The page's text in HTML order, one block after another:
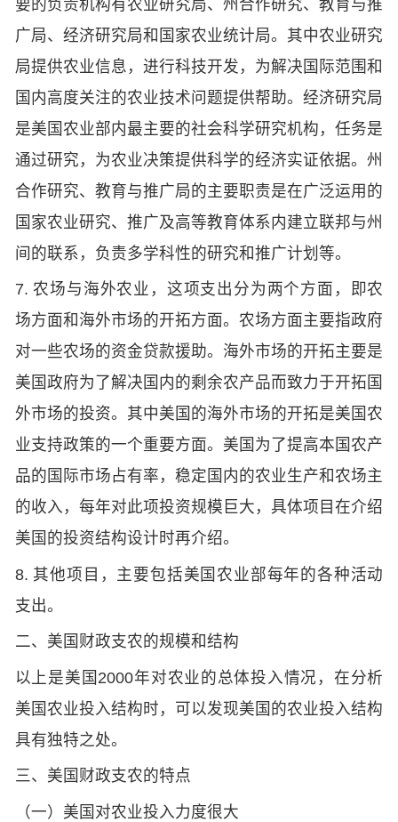
要的负责机构有农业研究局、州合作研究、教育与推
广局、经济研究局和国家农业统计局。其中农业研究
局提供农业信息，进行科技开发，为解决国际范围和
国内高度关注的农业技术问题提供帮助。经济研究局
是美国农业部内最主要的社会科学研究机构，任务是
通过研究，为农业决策提供科学的经济实证依据。州
合作研究、教育与推广局的主要职责是在广泛运用的
国家农业研究、推广及高等教育体系内建立联邦与州
间的联系，负责多学科性的研究和推广计划等。
7. 农场与海外农业，这项支出分为两个方面，即农
场方面和海外市场的开拓方面。农场方面主要指政府
对一些农场的资金贷款援助。海外市场的开拓主要是
美国政府为了解决国内的剩余农产品而致力于开拓国
外市场的投资。其中美国的海外市场的开拓是美国农
业支持政策的一个重要方面。美国为了提高本国农产
品的国际市场占有率，稳定国内的农业生产和农场主
的收入，每年对此项投资规模巨大，具体项目在介绍
美国的投资结构设计时再介绍。
8. 其他项目，主要包括美国农业部每年的各种活动
支出。
二、美国财政支农的规模和结构
以上是美国2000年对农业的总体投入情况，在分析
美国农业投入结构时，可以发现美国的农业投入结构
具有独特之处。
三、美国财政支农的特点
（一）美国对农业投入力度很大